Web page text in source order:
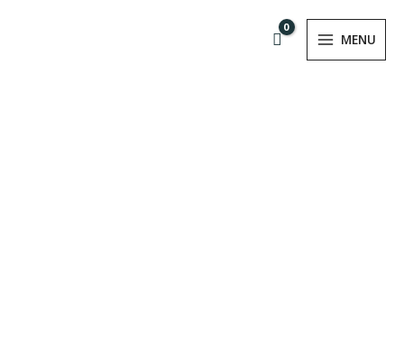
MAIN
MENU
MENU